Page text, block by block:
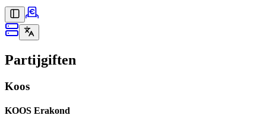
Partijgiften
Koos
KOOS Erakond